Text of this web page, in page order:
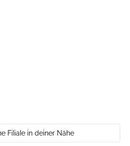
Filiale in deiner Nähe